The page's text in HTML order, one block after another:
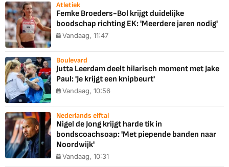
Atletiek
Femke Broeders-Bol krijgt duidelijke
boodschap richting EK: 'Meerdere jaren nodig'
Vandaag, 11:47
Boulevard
Jutta Leerdam deelt hilarisch moment met Jake
Paul: 'Je krijgt een knipbeurt'
Vandaag, 10:56
Nederlands elftal
Nigel de Jong krijgt harde tik in
bondscoachsoap: 'Met piepende banden naar
Noordwijk'
Vandaag, 10:31